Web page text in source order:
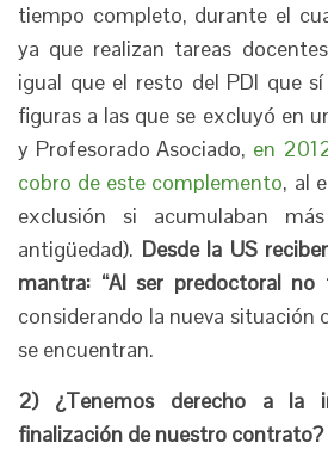
tiempo completo, durante el
ya que realizan tareas
igual que el resto del PDI que
figuras a las que se excluyó en
y Profesorado Asociado, en
cobro de este complemento, al
exclusión si acumulaban
antigüedad). Desde la US
mantra: “Al ser predoctoral no
considerando la nueva situación
se encuentran.
2) ¿Tenemos derecho a la
finalización de nuestro contrato?